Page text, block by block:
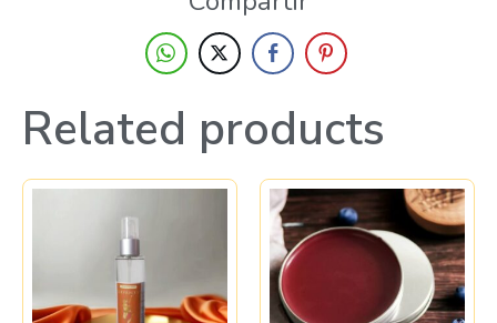
Related products